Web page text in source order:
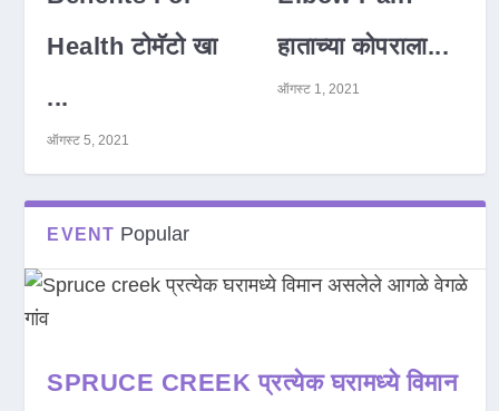
Health टोमॅटो खा
...
ऑगस्ट 5, 2021
हाताच्या कोपराला...
ऑगस्ट 1, 2021
EVENT Popular
SPRUCE CREEK प्रत्येक घरामध्ये विमान